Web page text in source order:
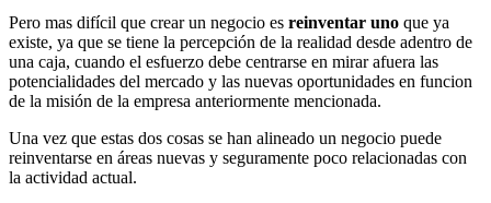
Pero mas difícil que crear un negocio es reinventar uno que ya
existe, ya que se tiene la percepción de la realidad desde adentro de
una caja, cuando el esfuerzo debe centrarse en mirar afuera las
potencialidades del mercado y las nuevas oportunidades en funcion
de la misión de la empresa anteriormente mencionada.
Una vez que estas dos cosas se han alineado un negocio puede
reinventarse en áreas nuevas y seguramente poco relacionadas con
la actividad actual.